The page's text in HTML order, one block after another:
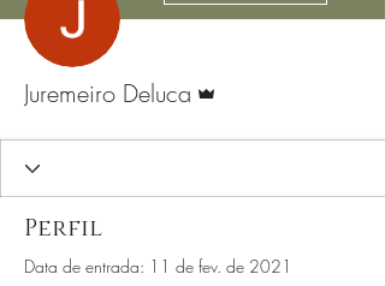
Juremeiro Deluca
Perfil
Data de entrada: 11 de fev. de 2021